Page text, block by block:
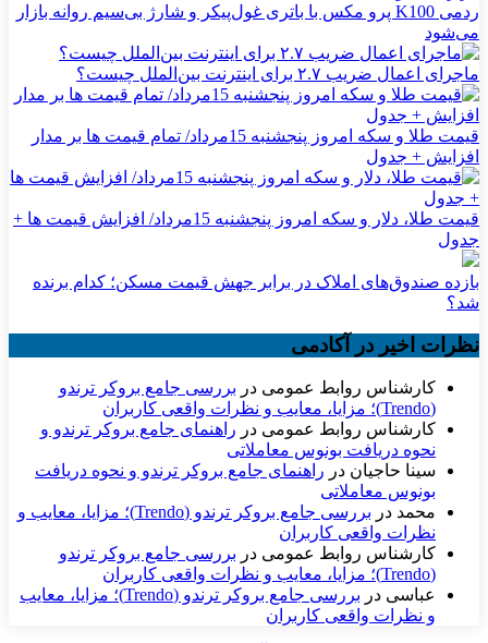
ردمی K100 پرو مکس با باتری غول‌پیکر و شارژ بی‌سیم روانه بازار
می‌شود
ماجرای اعمال ضریب ۲.۷ برای اینترنت بین‌الملل چیست؟
قیمت طلا و سکه امروز پنجشنبه 15مرداد/ تمام قیمت ها بر مدار
افزایش + جدول
قیمت طلا، دلار و سکه امروز پنجشنبه 15مرداد/ افزایش قیمت ها +
جدول
بازده صندوق‌های املاک در برابر جهش قیمت مسکن؛ کدام برنده
شد؟
نظرات اخیر در آکادمی
کارشناس روابط عمومی در بررسی جامع بروکر ترندو
(Trendo)؛ مزایا، معایب و نظرات واقعی کاربران
کارشناس روابط عمومی در راهنمای جامع بروکر ترندو و
نحوه دریافت بونوس معاملاتی
سینا حاجیان در راهنمای جامع بروکر ترندو و نحوه دریافت
بونوس معاملاتی
محمد در
بررسی جامع بروکر ترندو (Trendo)؛ مزایا، معایب و
نظرات واقعی کاربران
کارشناس روابط عمومی در بررسی جامع بروکر ترندو
(Trendo)؛ مزایا، معایب و نظرات واقعی کاربران
عباسی در
بررسی جامع بروکر ترندو (Trendo)؛ مزایا، معایب
و نظرات واقعی کاربران